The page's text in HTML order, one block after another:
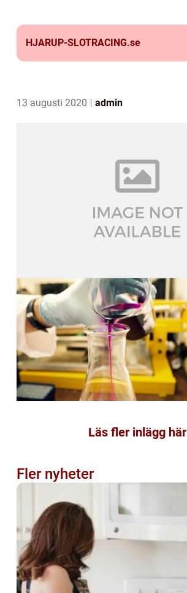
HJARUP-SLOTRACING.se
13 augusti 2020 admin
Läs fler inlägg här
Fler nyheter